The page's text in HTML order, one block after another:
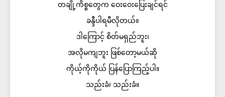
တချို့ကိစ္စတွေက ဝေးဝေးပြေးချင်ရင်
ခန္ဒီပါရမီလိုတယ်။
ဒါကြောင့် စိတ်မရှည်ဘူး၊
အလိုမကျဘူး ဖြစ်တော့မယ်ဆို
ကိုယ့်ကိုကိုယ် ပြန်ပြောကြည့်ပါ။
သည်းခံ၊ သည်းခံ။